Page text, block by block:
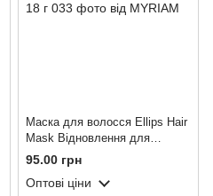
Маска для волосся Ellips Hair
Mask Відновлення для
волосся з PRO-Кератиновим
комплексом 18 г
95.00 грн
Оптові ціни